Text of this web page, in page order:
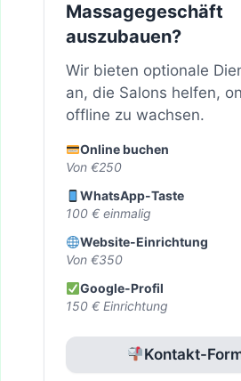
Massagegeschäft
auszubauen?
Wir bieten optionale
an, die Salons helfen,
offline zu wachsen.
Online buchen
Von €250
WhatsApp-Taste
100 € einmalig
Website-Einrichtung
Von €350
Google-Profil
150 € Einrichtung
Kontakt-